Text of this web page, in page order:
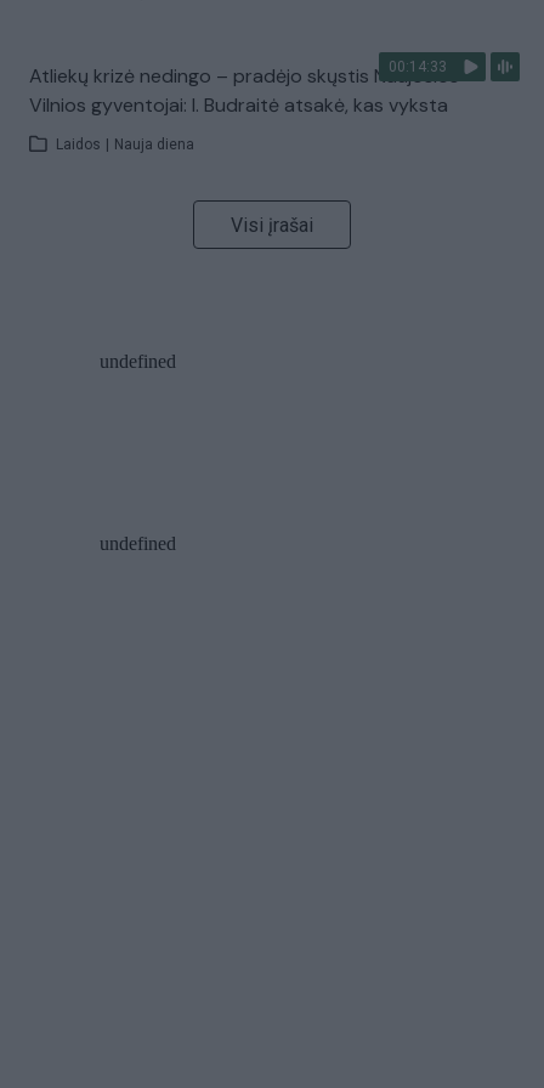
00:14:33
Atliekų krizė nedingo – pradėjo skųstis Naujosios
Vilnios gyventojai: I. Budraitė atsakė, kas vyksta
Laidos Nauja diena
Visi įrašai